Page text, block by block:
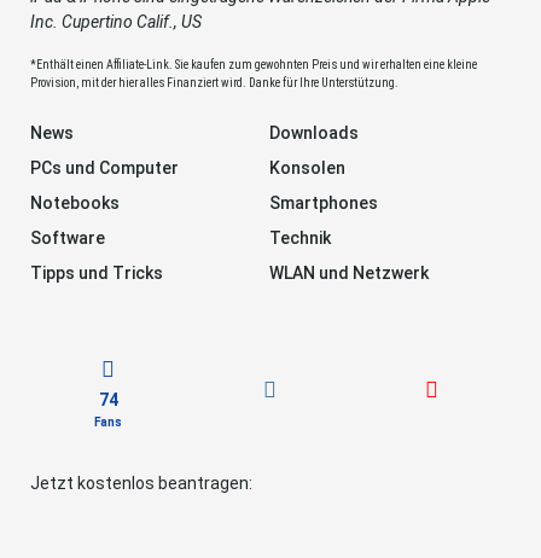
Inc. Cupertino Calif., US
*Enthält einen Affiliate-Link. Sie kaufen zum gewohnten Preis und wir erhalten eine kleine
Provision, mit der hier alles Finanziert wird. Danke für Ihre Unterstützung.
News
Downloads
PCs und Computer
Konsolen
Notebooks
Smartphones
Software
Technik
Tipps und Tricks
WLAN und Netzwerk
74
Fans
Jetzt kostenlos beantragen: